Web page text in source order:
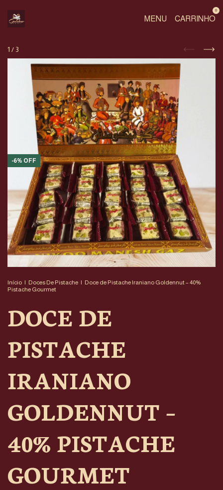
MENU CARRINHO
0
1 / 3
-6% OFF
Início | Doces De Pistache | Doce de Pistache Iraniano Goldennut – 40%
Pistache Gourmet
DOCE DE
PISTACHE
IRANIANO
GOLDENNUT –
40% PISTACHE
GOURMET